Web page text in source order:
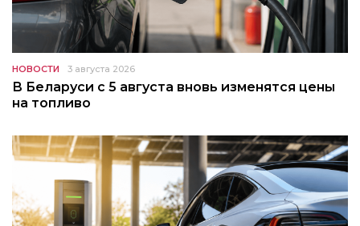
НОВОСТИ 3 августа 2026
В Беларуси с 5 августа вновь изменятся цены
на топливо